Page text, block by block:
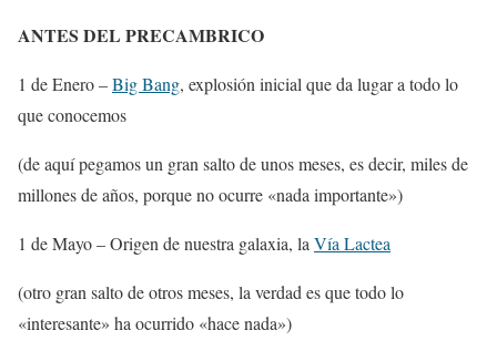
ANTES DEL PRECAMBRICO
1 de Enero –Big Bang, explosión inicial que da lugar a todo lo
que conocemos
(de aquí pegamos un gran salto de unos meses, es decir, miles de
millones de años, porque no ocurre «nada importante»)
1 de Mayo – Origen de nuestra galaxia, laVía Lactea
(otro gran salto de otros meses, la verdad es que todo lo
«interesante» ha ocurrido «hace nada»)